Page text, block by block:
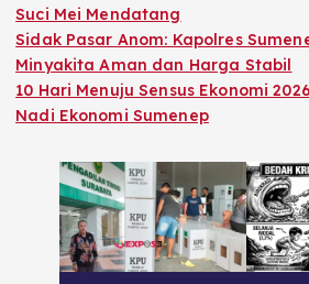
Suci Mei Mendatang
Sidak Pasar Anom: Kapolres
Minyakita Aman dan Harga Stabil
10 Hari Menuju Sensus Ekonomi
Nadi Ekonomi Sumenep